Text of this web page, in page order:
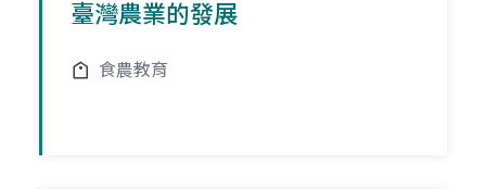
臺灣農業的發展
食農教育